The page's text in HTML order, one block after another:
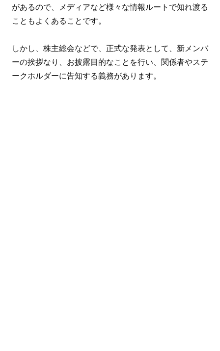
があるので、メディアなど様々な情報ルートで知れ渡る
こともよくあることです。
しかし、株主総会などで、正式な発表として、新メンバ
ーの挨拶なり、お披露目的なことを行い、関係者やステ
ークホルダーに告知する義務があります。